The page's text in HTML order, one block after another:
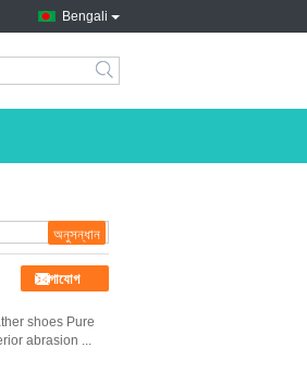
Bengali
search
যোগাযোগ
shoes Pure
abrasion ...